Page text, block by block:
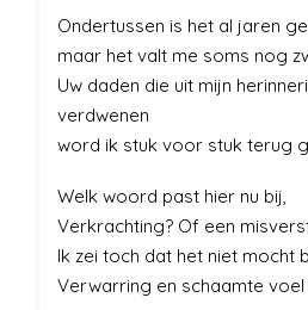
Ondertussen is het al jaren
maar het valt me soms nog
Uw daden die uit mijn
verdwenen
word ik stuk voor stuk terug
Welk woord past hier nu bij,
Verkrachting? Of een
Ik zei toch dat het niet mocht
Verwarring en schaamte voel